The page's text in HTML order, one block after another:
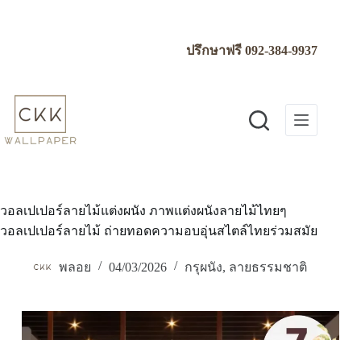
ปรึกษาฟรี092-384-9937
วอลเปเปอร์ลายไม้แต่งผนัง ภาพแต่งผนังลายไม้ไทยๆ
วอลเปเปอร์ลายไม้ ถ่ายทอดความอบอุ่นสไตล์ไทยร่วมสมัย
พลอย 04/03/2026 กรุผนัง, ลายธรรมชาติ